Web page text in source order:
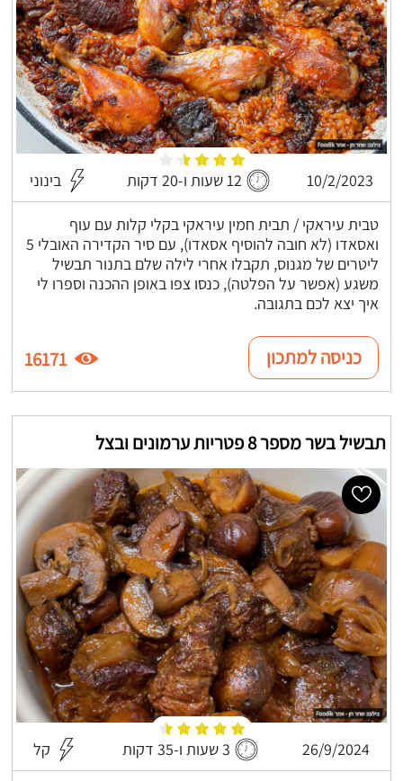
10/2/2023 12 שעות ו-20 דקות בינוני
טבית עיראקי / תבית חמין עיראקי בקלי קלות עם עוף
ואסאדו (לא חובה להוסיף אסאדו), עם סיר הקדירה האובלי 5
ליטרים של מגנוס, תקבלו אחרי לילה שלם בתנור תבשיל
משגע (אפשר על הפלטה), כנסו צפו באופן ההכנה וספרו לי
איך יצא לכם בתגובה.
כניסה למתכון 16171
תבשיל בשר מספר 8 פטריות ערמונים ובצל
26/9/2024 3 שעות ו-35 דקות קל